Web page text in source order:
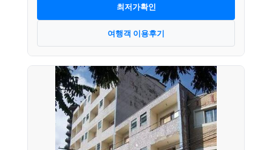
최저가확인
여행객 이용후기